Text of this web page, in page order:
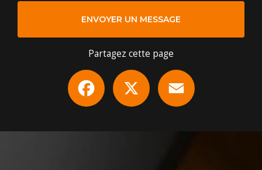
ENVOYER UN MESSAGE
Partagez cette page
Facebook